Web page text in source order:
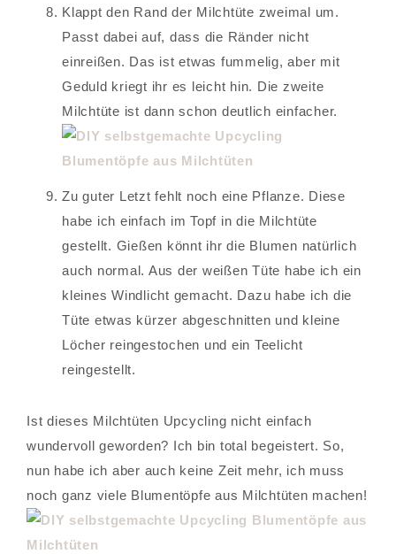
Klappt den Rand der Milchtüte zweimal um.
Passt dabei auf, dass die Ränder nicht
einreißen. Das ist etwas fummelig, aber mit
Geduld kriegt ihr es leicht hin. Die zweite
Milchtüte ist dann schon deutlich einfacher.
Zu guter Letzt fehlt noch eine Pflanze. Diese
habe ich einfach im Topf in die Milchtüte
gestellt. Gießen könnt ihr die Blumen natürlich
auch normal. Aus der weißen Tüte habe ich ein
kleines Windlicht gemacht. Dazu habe ich die
Tüte etwas kürzer abgeschnitten und kleine
Löcher reingestochen und ein Teelicht
reingestellt.
Ist dieses Milchtüten Upcycling nicht einfach
wundervoll geworden? Ich bin total begeistert. So,
nun habe ich aber auch keine Zeit mehr, ich muss
noch ganz viele Blumentöpfe aus Milchtüten machen!